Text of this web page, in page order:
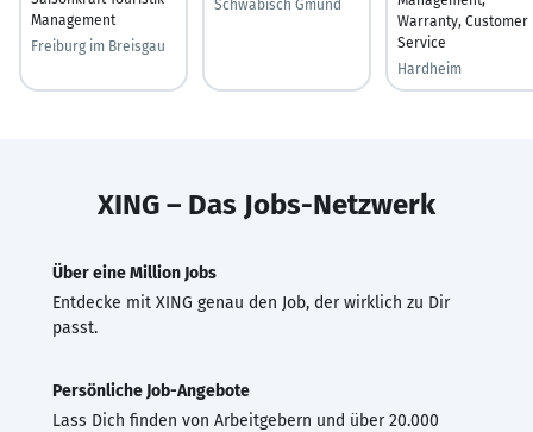
Management
Freiburg im Breisgau
Schwäbisch Gmünd
Warranty, Customer
Service
Hardheim
XING – Das Jobs-Netzwerk
Über eine Million Jobs
Entdecke mit XING genau den Job, der wirklich zu Dir
passt.
Persönliche Job-Angebote
Lass Dich finden von Arbeitgebern und über 20.000